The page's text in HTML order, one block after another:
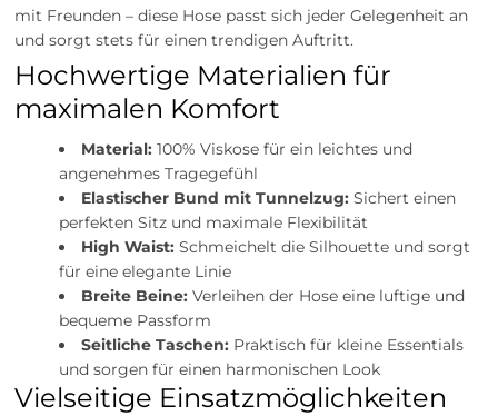
mit Freunden – diese Hose passt sich jeder Gelegenheit an
und sorgt stets für einen trendigen Auftritt.
Hochwertige Materialien für
maximalen Komfort
Material: 100% Viskose für ein leichtes und
angenehmes Tragegefühl
Elastischer Bund mit Tunnelzug: Sichert einen
perfekten Sitz und maximale Flexibilität
High Waist: Schmeichelt die Silhouette und sorgt
für eine elegante Linie
Breite Beine: Verleihen der Hose eine luftige und
bequeme Passform
Seitliche Taschen: Praktisch für kleine Essentials
und sorgen für einen harmonischen Look
Vielseitige Einsatzmöglichkeiten